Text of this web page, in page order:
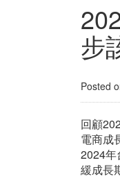
步
Posted
回顧
電商成
2024年
緩成長